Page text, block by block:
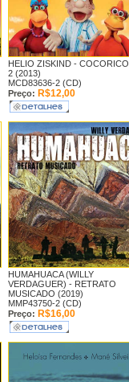
HELIO ZISKIND - COCORICO
2 (2013)
MCD83636-2 (CD)
Preço: R$12,00
HUMAHUACA (WILLY
VERDAGUER) - RETRATO
MUSICADO (2019)
MMP43750-2 (CD)
Preço: R$16,00